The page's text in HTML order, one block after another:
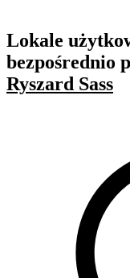
Lokale
bezpośrednio
Ryszard Sass